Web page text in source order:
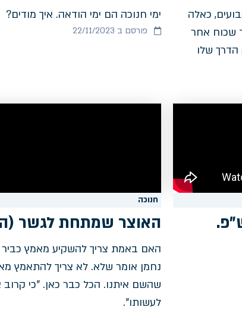
כאלה
שכוח אחר
הדרך שלו
ימי חנוכה הם ימי הודאה. איך מודים?
פורסם ב 22/11/2023
חנוכה
האוצר שמתחת לגשר
האם באמת צריך להשקיע מאמץ כביר
נחמן אומר שלא. לא צריך להתאמץ
שהשם איתנו. הכל כבר כאן. "כי
לעשותו".